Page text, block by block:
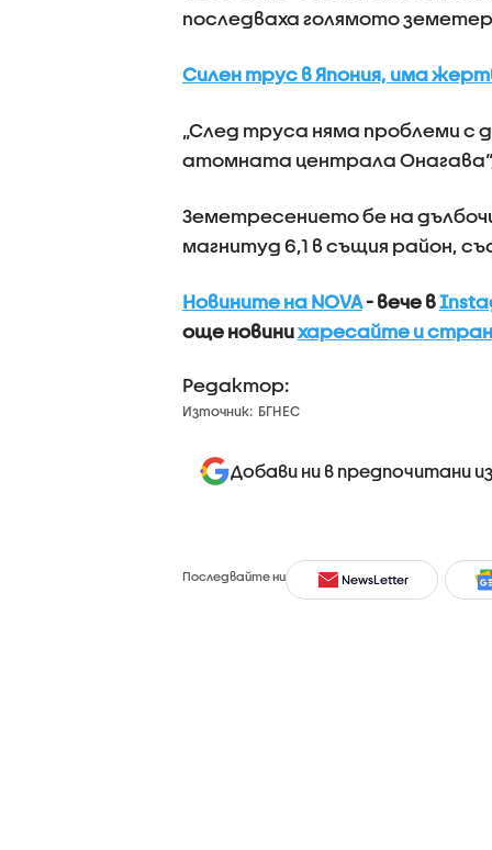
последваха голямото
Силен трус в Япония, има
„След труса няма проблеми с
атомната централа
Земетресението бе на
магнитуд 6,1 в същия район,
Новините на NOVA- вече в
още новинихаресайте и
Редактор:
Източник: БГНЕС
Добави ни в предпочитани
Последвайте ни NewsLetter